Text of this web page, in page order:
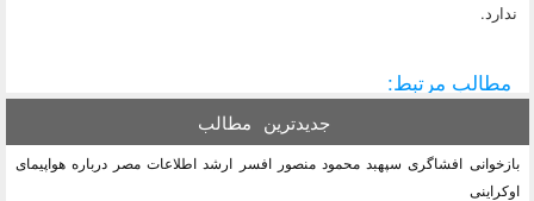
ندارد.
مطالب مرتبط:
جدیدترین مطالب
بازخوانی افشاگری سپهبد محمود منصور افسر ارشد اطلاعات مصر درباره هواپیمای
اوکراینی